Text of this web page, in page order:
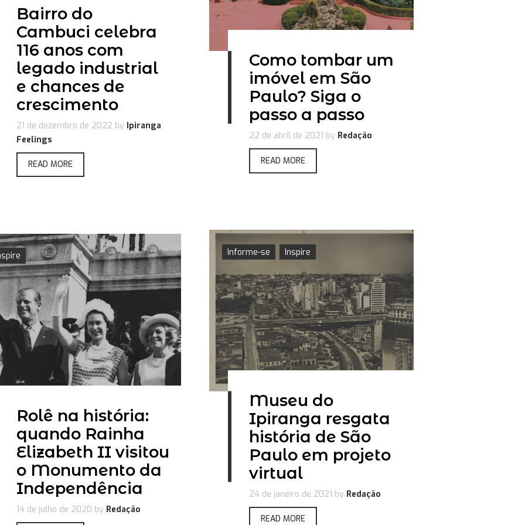
Bairro do
Cambuci celebra
116 anos com
legado industrial
e chances de
crescimento
21 de dezembro de 2022 by Ipiranga
Feelings
READ MORE
Como tombar um
imóvel em São
Paulo? Siga o
passo a passo
22 de abril de 2021 by Redação
READ MORE
Informe-se Inspire
Museu do
Ipiranga resgata
história de São
Paulo em projeto
virtual
24 de janeiro de 2021 by Redação
READ MORE
Rolê na história:
quando Rainha
Elizabeth II visitou
o Monumento da
Independência
14 de julho de 2020 by Redação